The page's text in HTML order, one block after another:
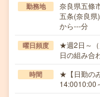
勤務地
奈良県五條
五条(奈良県
から---分
曜日頻度
★週2日～（
日の組み合
時間
★【日勤の
14:0010:00